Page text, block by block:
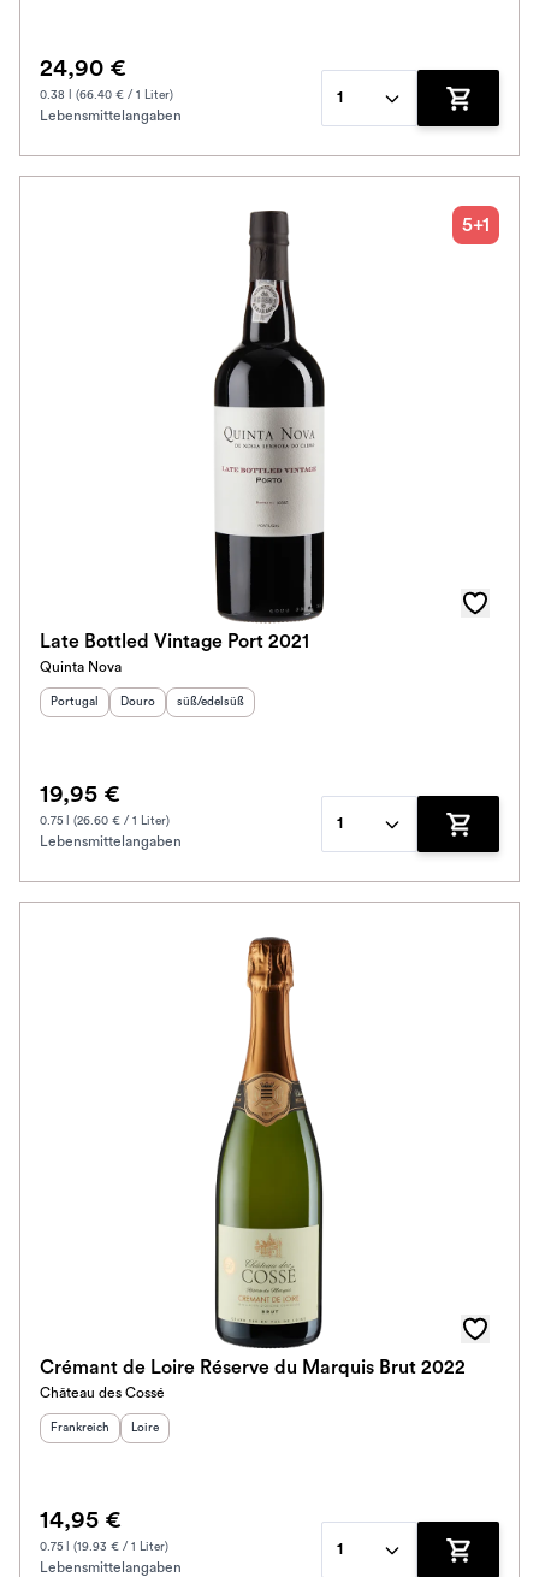
24,90 €
0.38 l (66.40 € / 1 Liter)
Lebensmittelangaben
1
Zum
5+1
Late Bottled Vintage Port 2021
Quinta Nova
Herkunftsland:
Portugal Herkunftsregion:
Douro Geschmack:
süß/edelsüß
19,95 €
0.75 l (26.60 € / 1 Liter)
Lebensmittelangaben
1
Zum
Crémant de Loire Réserve du Marquis Brut 2022
Château des Cossé
Herkunftsland
Frankreich Herkunftsregion
Loire
14,95 €
0.75 l (19.93 € / 1 Liter)
Lebensmittelangaben
1
Zum